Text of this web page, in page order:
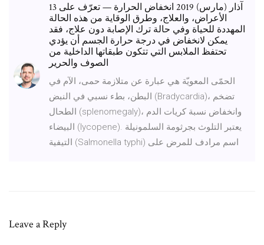
13 آذار (مارس) 2019 انخفاض الحرارة — تعرّف على
الأعراض، والعلاج، وطرق الوقاية من هذه الحالة
المهددة للحياة وفي حالة ترك الإصابة دون علاج، فقد
يمكن لانخفاض في درجة حرارة الجسم أن يؤدي
تحتفظ الملابس التي تتكون طبقاتها الداخلية من
الحمّى المعويّة هي عبارة عن متلازمة حمى، الآم في
البطن، بطء نسبي في النبض (Bradycardia)، تضخم
الطحال (splenomegaly)، وانخفاض نسبة كريات الدم
البيضاء (lycopene). يعتبر التلوث بجرثومة السلمونيلة
التيفية (Salmonella typhi) اسم مرادف للمرض على
Leave a Reply